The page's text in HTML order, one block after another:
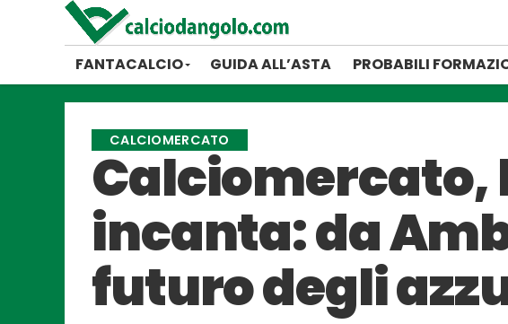
FANTACALCIO GUIDA ALL’ASTA PROBABILI
CALCIOMERCATO
Calciomercato,
incanta: da
futuro degli